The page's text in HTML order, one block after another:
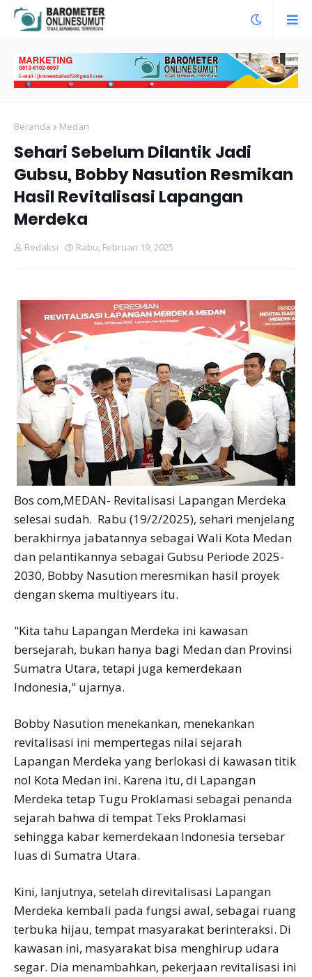
Beranda Medan
Sehari Sebelum Dilantik Jadi
Gubsu, Bobby Nasution Resmikan
Hasil Revitalisasi Lapangan
Merdeka
Redaksi Rabu, Februari 19, 2025
Bos com,MEDAN- Revitalisasi Lapangan Merdeka
selesai sudah. Rabu (19/2/2025), sehari menjelang
berakhirnya jabatannya sebagai Wali Kota Medan
dan pelantikannya sebagai Gubsu Periode 2025-
2030, Bobby Nasution meresmikan hasil proyek
dengan skema multiyears itu.
"Kita tahu Lapangan Merdeka ini kawasan
bersejarah, bukan hanya bagi Medan dan Provinsi
Sumatra Utara, tetapi juga kemerdekaan
Indonesia," ujarnya.
Bobby Nasution menekankan, menekankan
revitalisasi ini mempertegas nilai sejarah
Lapangan Merdeka yang berlokasi di kawasan titik
nol Kota Medan ini. Karena itu, di Lapangan
Merdeka tetap Tugu Proklamasi sebagai penanda
sejarah bahwa di tempat Teks Proklamasi
sehingga kabar kemerdekaan Indonesia tersebar
luas di Sumatra Utara.
Kini, lanjutnya, setelah direvitalisasi Lapangan
Merdeka kembali pada fungsi awal, sebagai ruang
terbuka hijau, tempat masyarakat berinteraksi. Di
kawasan ini, masyarakat bisa menghirup udara
segar. Dia menambahkan, pekerjaan revitalisasi ini